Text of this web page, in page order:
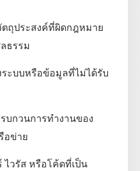
ตถุประสงค์ที่ผิดกฎหมาย
ธรรม
ระบบหรือข้อมูลที่ไม่ได้รับ
บกวนการทำงานของ
อข่าย
ไวรัส หรือโค้ดที่เป็น